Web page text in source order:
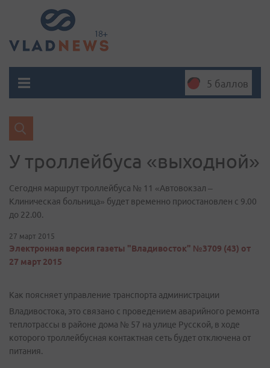
5 баллов
У троллейбуса «выходной»
Сегодня маршрут троллейбуса № 11 «Автовокзал –
Клиническая больница» будет временно приостановлен с 9.00
до 22.00.
27 март 2015
Электронная версия газеты "Владивосток" №3709 (43) от
27 март 2015
Как поясняет управление транспорта администрации
Владивостока, это связано с проведением аварийного ремонта
теплотрассы в районе дома № 57 на улице Русской, в ходе
которого троллейбусная контактная сеть будет отключена от
питания.